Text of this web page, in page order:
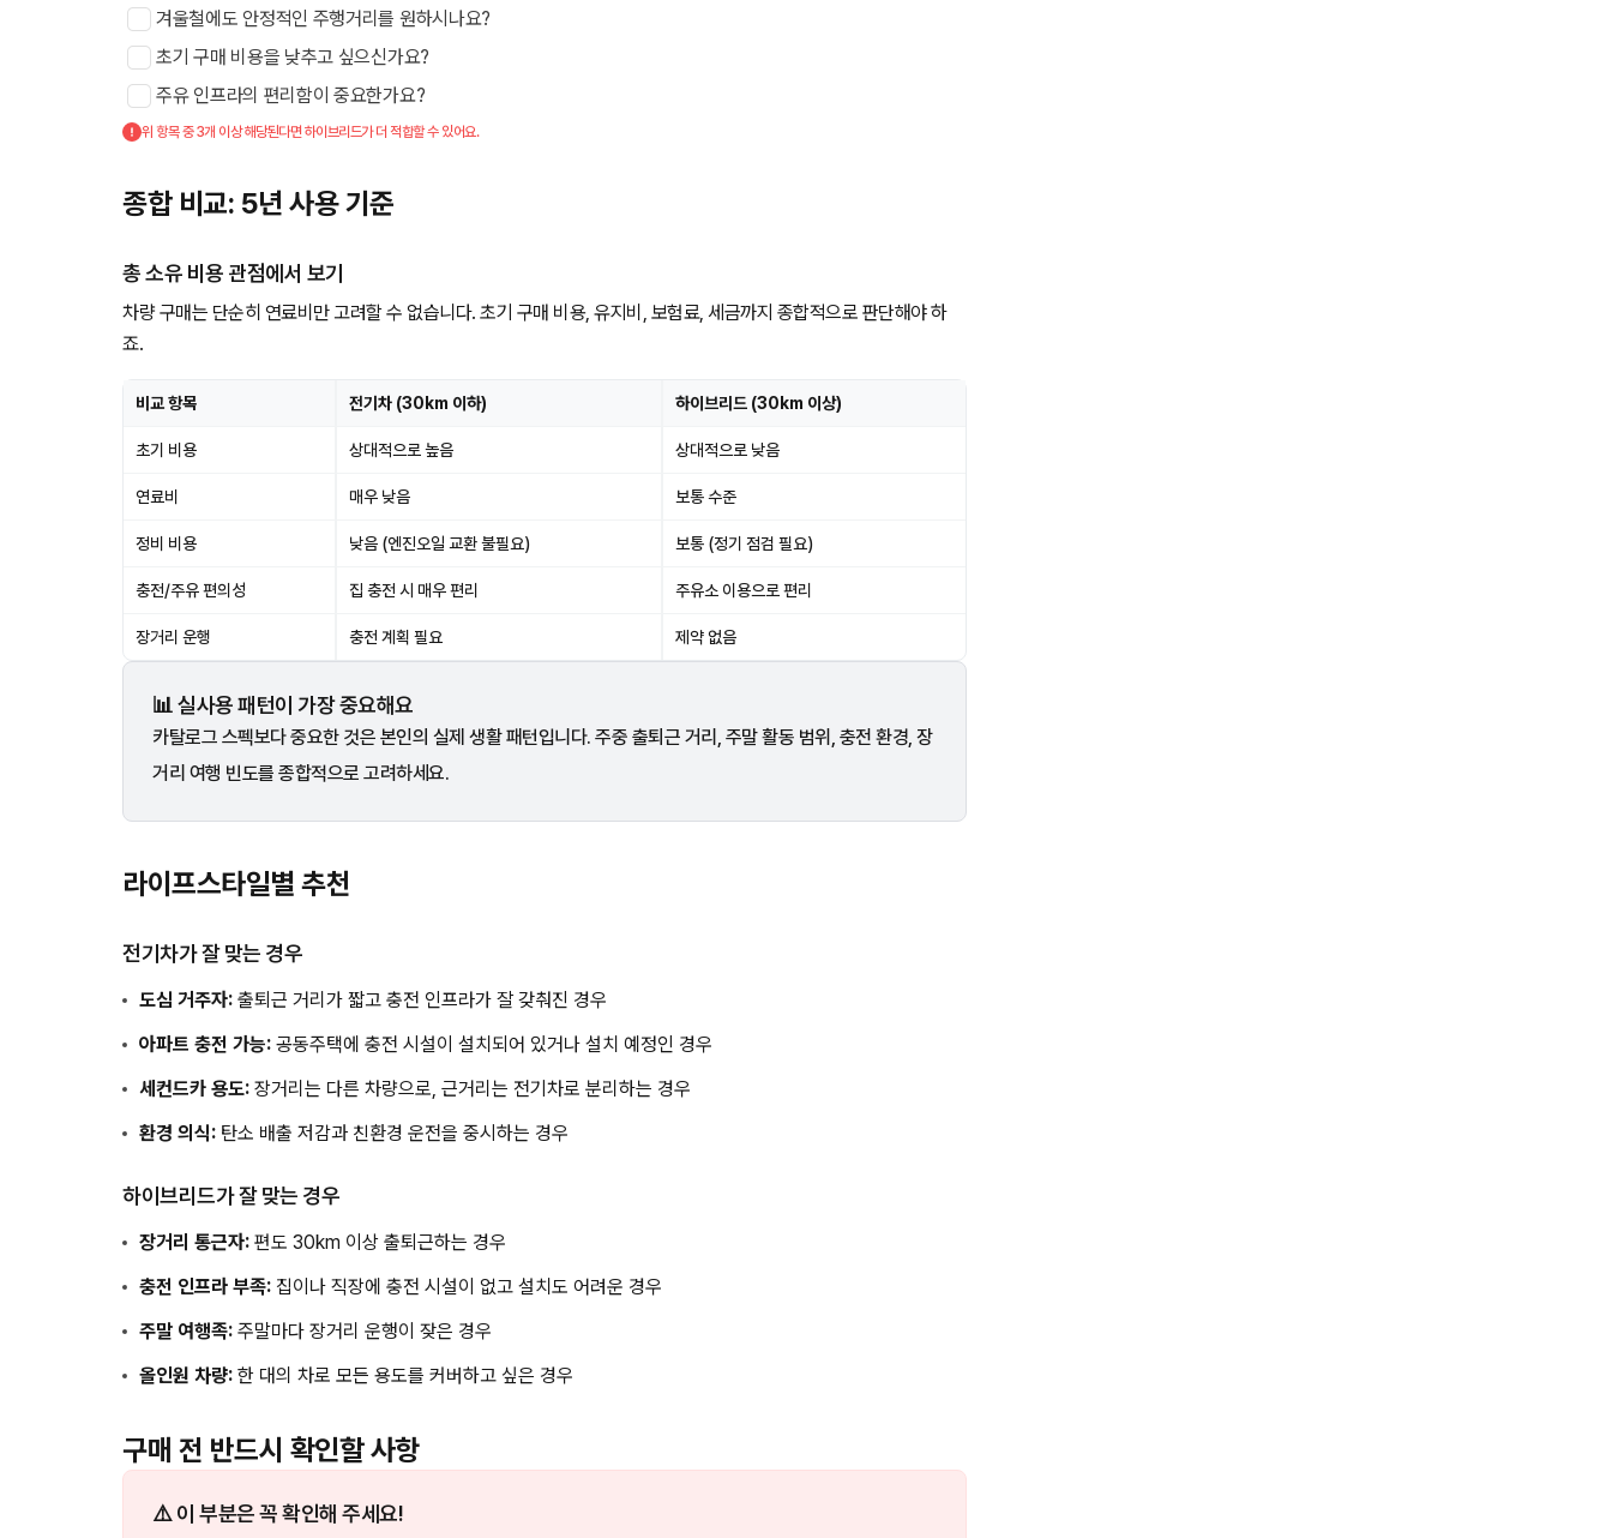
겨울철에도 안정적인 주행거리를 원하시나요?
초기 구매 비용을 낮추고 싶으신가요?
주유 인프라의 편리함이 중요한가요?
위 항목 중 3개 이상 해당된다면 하이브리드가 더 적합할 수 있어요.
종합 비교: 5년 사용 기준
총 소유 비용 관점에서 보기
차량 구매는 단순히 연료비만 고려할 수 없습니다. 초기 구매 비용, 유지비, 보험료, 세금까지 종합적으로 판단해야 하
죠.
비교 항목 전기차 (30km 이하) 하이브리드 (30km 이상)
초기 비용 상대적으로 높음 상대적으로 낮음
연료비 매우 낮음 보통 수준
정비 비용 낮음 (엔진오일 교환 불필요) 보통 (정기 점검 필요)
충전/주유 편의성 집 충전 시 매우 편리 주유소 이용으로 편리
장거리 운행 충전 계획 필요 제약 없음
📊 실사용 패턴이 가장 중요해요
카탈로그 스펙보다 중요한 것은 본인의 실제 생활 패턴입니다. 주중 출퇴근 거리, 주말 활동 범위, 충전 환경, 장
거리 여행 빈도를 종합적으로 고려하세요.
라이프스타일별 추천
전기차가 잘 맞는 경우
도심 거주자: 출퇴근 거리가 짧고 충전 인프라가 잘 갖춰진 경우
아파트 충전 가능: 공동주택에 충전 시설이 설치되어 있거나 설치 예정인 경우
세컨드카 용도: 장거리는 다른 차량으로, 근거리는 전기차로 분리하는 경우
환경 의식: 탄소 배출 저감과 친환경 운전을 중시하는 경우
하이브리드가 잘 맞는 경우
장거리 통근자: 편도 30km 이상 출퇴근하는 경우
충전 인프라 부족: 집이나 직장에 충전 시설이 없고 설치도 어려운 경우
주말 여행족: 주말마다 장거리 운행이 잦은 경우
올인원 차량: 한 대의 차로 모든 용도를 커버하고 싶은 경우
구매 전 반드시 확인할 사항
⚠️ 이 부분은 꼭 확인해 주세요!